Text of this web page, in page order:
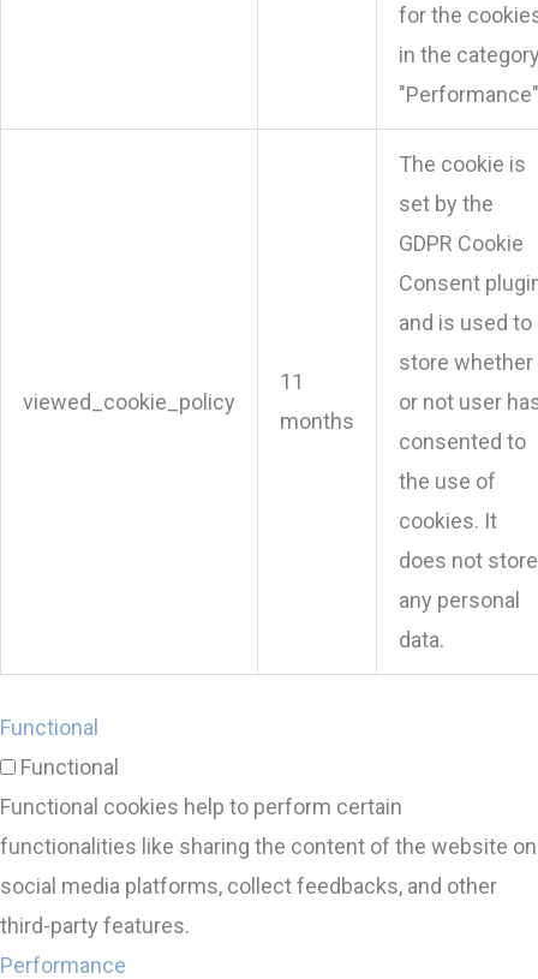
for the
in the
viewed_cookie_policy
11
months
The cookie is
set by the
GDPR Cookie
Consent
and is used to
store whether
or not user
consented to
the use of
cookies. It
does not store
any personal
data.
Functional
Functional
Functional cookies help to perform certain
functionalities like sharing the content of the website on
social media platforms, collect feedbacks, and other
third-party features.
Performance